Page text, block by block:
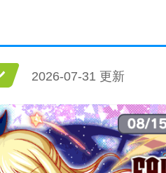
キャンペーン
2026-07-31 更新